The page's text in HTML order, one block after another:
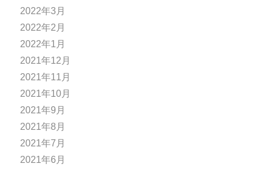
2022年3月
2022年2月
2022年1月
2021年12月
2021年11月
2021年10月
2021年9月
2021年8月
2021年7月
2021年6月